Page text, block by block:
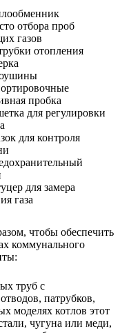
отбора проб
газов
отопления
пробка
для регулировки
для контроля
для замера
газа
чтобы обеспечить
коммунального
труб с
патрубков,
моделях котлов этот
чугуна или меди,